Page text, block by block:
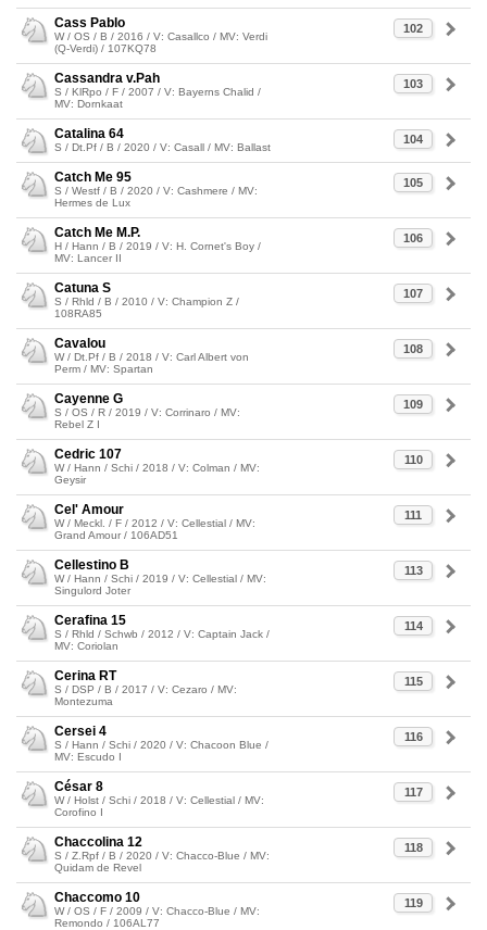
102
Cass Pablo
W / OS / B / 2016 / V: Casallco / MV: Verdi
(Q-Verdi) / 107KQ78
103
Cassandra v.Pah
S / KlRpo / F / 2007 / V: Bayerns Chalid /
MV: Dornkaat
104
Catalina 64
S / Dt.Pf / B / 2020 / V: Casall / MV: Ballast
105
Catch Me 95
S / Westf / B / 2020 / V: Cashmere / MV:
Hermes de Lux
106
Catch Me M.P.
H / Hann / B / 2019 / V: H. Cornet's Boy /
MV: Lancer II
107
Catuna S
S / Rhld / B / 2010 / V: Champion Z /
108RA85
108
Cavalou
W / Dt.Pf / B / 2018 / V: Carl Albert von
Perm / MV: Spartan
109
Cayenne G
S / OS / R / 2019 / V: Corrinaro / MV:
Rebel Z I
110
Cedric 107
W / Hann / Schi / 2018 / V: Colman / MV:
Geysir
111
Cel' Amour
W / Meckl. / F / 2012 / V: Cellestial / MV:
Grand Amour / 106AD51
113
Cellestino B
W / Hann / Schi / 2019 / V: Cellestial / MV:
Singulord Joter
114
Cerafina 15
S / Rhld / Schwb / 2012 / V: Captain Jack /
MV: Coriolan
115
Cerina RT
S / DSP / B / 2017 / V: Cezaro / MV:
Montezuma
116
Cersei 4
S / Hann / Schi / 2020 / V: Chacoon Blue /
MV: Escudo I
117
César 8
W / Holst / Schi / 2018 / V: Cellestial / MV:
Corofino I
118
Chaccolina 12
S / Z.Rpf / B / 2020 / V: Chacco-Blue / MV:
Quidam de Revel
119
Chaccomo 10
W / OS / F / 2009 / V: Chacco-Blue / MV:
Remondo / 106AL77